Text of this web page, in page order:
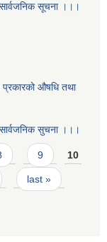
सार्वजनिक सूचना ।।।
प्रकारको औषधि तथा
सुचना ।।।
9 10
last »